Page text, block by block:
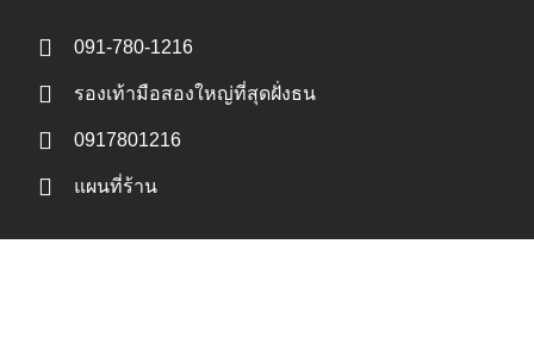
091-780-1216
รองเท้ามือสองใหญ่ที่สุดฝั่งธน
0917801216
แผนที่ร้าน